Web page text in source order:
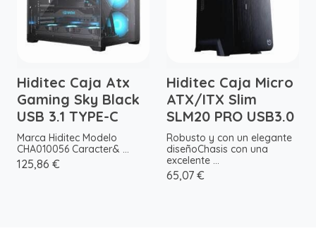
Hiditec Caja Atx
Gaming Sky Black
USB 3.1 TYPE-C
Marca Hiditec Modelo
CHA010056 Caracter& ...
125,86 €
Hiditec Caja Micro
ATX/ITX Slim
SLM20 PRO USB3.0
Robusto y con un elegante
diseñoChasis con una
excelente ...
65,07 €